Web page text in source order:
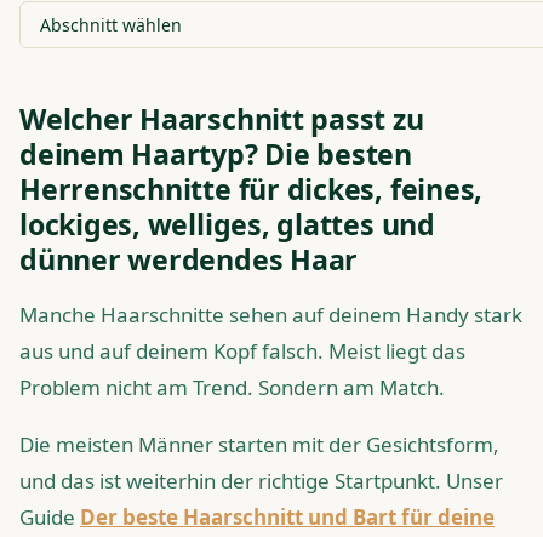
Welcher Haarschnitt passt zu
deinem Haartyp? Die besten
Herrenschnitte für dickes, feines,
lockiges, welliges, glattes und
dünner werdendes Haar
Manche Haarschnitte sehen auf deinem Handy stark
aus und auf deinem Kopf falsch. Meist liegt das
Problem nicht am Trend. Sondern am Match.
Die meisten Männer starten mit der Gesichtsform,
und das ist weiterhin der richtige Startpunkt. Unser
Guide Der beste Haarschnitt und Bart für deine